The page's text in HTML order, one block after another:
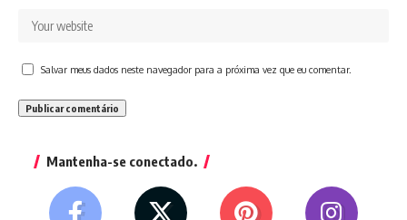
Salvar meus dados neste navegador para a próxima vez que eu comentar.
Mantenha-se conectado.